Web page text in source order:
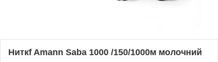
Ниткf Amann Saba 1000 /150/1000м молочний